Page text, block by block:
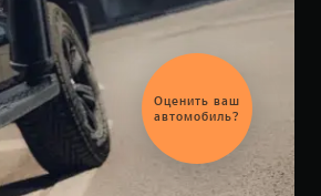
Оценить ваш
автомобиль?